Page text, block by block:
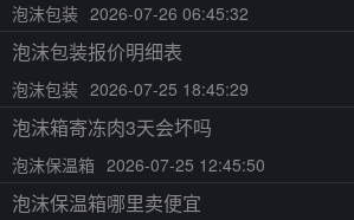
泡沫包装 2026-07-26 06:45:32
泡沫包装报价明细表
泡沫包装 2026-07-25 18:45:29
泡沫箱寄冻肉3天会坏吗
泡沫保温箱 2026-07-25 12:45:50
泡沫保温箱哪里卖便宜